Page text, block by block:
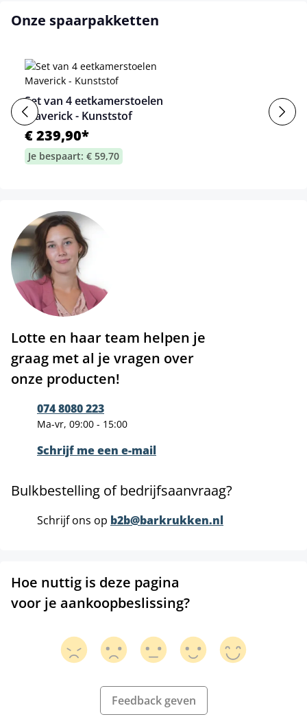
Onze spaarpakketten
Set van 4 eetkamerstoelen
Maverick - Kunststof
€ 239,90*
Je bespaart: € 59,70
Lotte en haar team helpen je
graag met al je vragen over
onze producten!
074 8080 223
Ma-vr, 09:00 - 15:00
Schrijf me een e-mail
Bulkbestelling of bedrijfsaanvraag?
Schrijf ons op b2b@barkrukken.nl
Hoe nuttig is deze pagina
voor je aankoopbeslissing?
Feedback geven